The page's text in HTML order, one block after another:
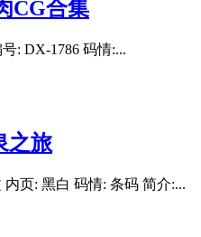
CG合集
号: DX-1786 码情:...
之旅
页: 黑白 码情: 条码 简介:...